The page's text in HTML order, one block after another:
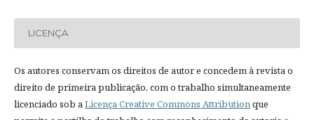
LICENÇA
Os autores conservam os direitos de autor e concedem à revista o
direito de primeira publicação, com o trabalho simultaneamente
licenciado sob aLicença Creative Commons Attributionque